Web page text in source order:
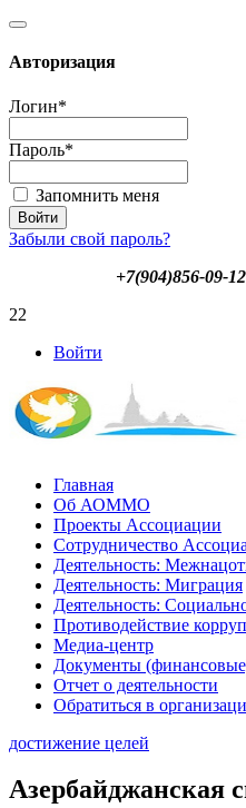
Авторизация
Логин*
Пароль*
Запомнить меня
Забыли свой пароль?
+7(904)856-09-12
22
Войти
Главная
Об АОММО
Проекты Ассоциации
Сотрудничество
Деятельность:
Деятельность: Миграция
Деятельность:
Противодействие
Медиа-центр
Документы
Отчет о деятельности
Обратиться в
достижение целей
Азербайджанская